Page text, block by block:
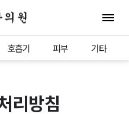
의원 전체
호흡기 피부 기타
리방침